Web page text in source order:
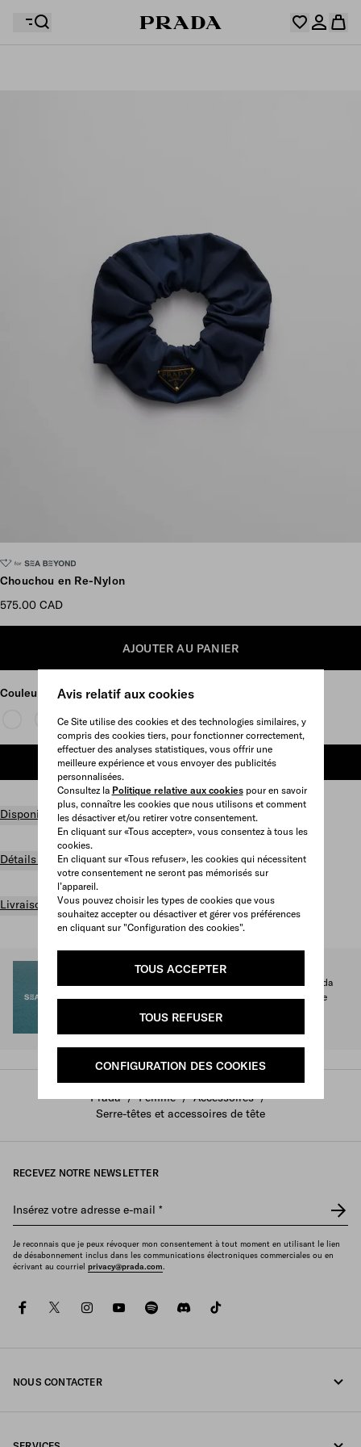
Avis relatif aux cookies
Ce Site utilise des cookies et des technologies similaires, y
compris des cookies tiers, pour fonctionner correctement,
effectuer des analyses statistiques, vous offrir une
meilleure expérience et vous envoyer des publicités
personnalisées.
Consultez la Politique relative aux cookiespour en savoir
plus, connaître les cookies que nous utilisons et comment
les désactiver et/ou retirer votre consentement.
En cliquant sur «Tous accepter», vous consentez à tous les
cookies.
En cliquant sur «Tous refuser», les cookies qui nécessitent
votre consentement ne seront pas mémorisés sur
l’appareil.
Vous pouvez choisir les types de cookies que vous
souhaitez accepter ou désactiver et gérer vos préférences
en cliquant sur "Configuration des cookies".
TOUS ACCEPTER
TOUS REFUSER
CONFIGURATION DES COOKIES
Plus d’images
Chouchou en Re-Nylon
575.00 CAD
AJOUTER AU PANIER
Couleur Bleualtique
AJOUTER AU PANIER
Disponibilité en boutique
Détails du produit
Livraison et retours gratuits
SEA BEYOND
1 % des recettes dérivées des ventes de la collection Prada
Re-Nylon for SEA BEYOND est reversé à son programme
Prada / Femme / Accessoires /
Serre-têtes et accessoires de tête
RECEVEZ NOTRE NEWSLETTER
Insérez votre adresse e-mail *
Je reconnais que je peux révoquer mon consentement à tout moment en utilisant le lien
de désabonnement inclus dans les communications électroniques commerciales ou en
écrivant au courriel privacy@prada.com.
facebooktwitterinstagramyoutubespotifydiscord
NOUS CONTACTER